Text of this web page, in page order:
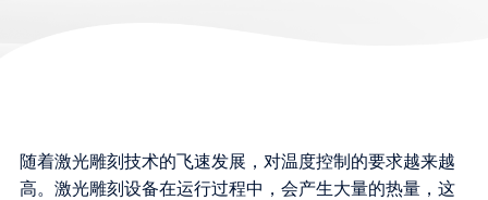
随着激光雕刻技术的飞速发展，对温度控制的要求越来越
高。激光雕刻设备在运行过程中，会产生大量的热量，这